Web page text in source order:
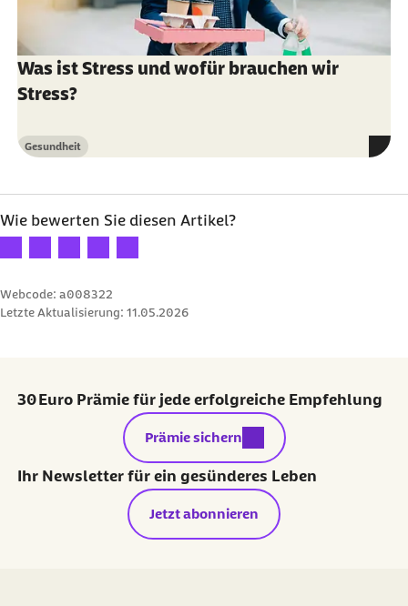
Was ist Stress und wofür brauchen wir
Stress?
Kategorie
Gesundheit
Wie bewerten Sie diesen Artikel?
Ihre Bewertung: 1 Stern
Ihre Bewertung: 2 Sterne
Ihre Bewertung: 3 Sterne
Ihre Bewertung: 4 Sterne
Ihre Bewertung: 5 Sterne
Webcode: a008322
Letzte Aktualisierung: 11.05.2026
30 Euro Prämie für jede erfolgreiche Empfehlung
externer Link:
Prämie sichern
Ihr Newsletter für ein gesünderes Leben
Jetzt abonnieren